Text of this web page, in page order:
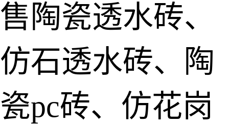
售陶瓷透水砖、
仿石透水砖、陶
瓷pc砖、仿花岗